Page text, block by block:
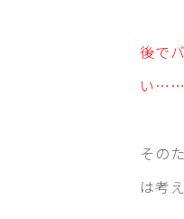
後で
い……
その
は考